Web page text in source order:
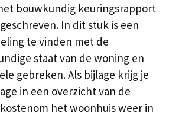
bouwkundig keuringsrapport
In dit stuk is een
te vinden met de
staat van de woning en
gebreken. Als bijlage krijg je
in een overzicht van de
het woonhuis weer in